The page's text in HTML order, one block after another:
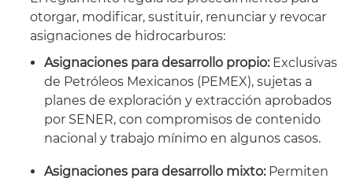
otorgar, modificar, sustituir, renunciar y revocar
asignaciones de hidrocarburos:
Asignaciones para desarrollo propio:Exclusivas
de Petróleos Mexicanos (PEMEX), sujetas a
planes de exploración y extracción aprobados
por SENER, con compromisos de contenido
nacional y trabajo mínimo en algunos casos.
Asignaciones para desarrollo mixto:Permiten